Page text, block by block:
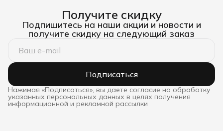
Получите скидку
Подпишитесь на наши акции и новости и
получите скидку на следующий заказ
Подписаться
Нажимая «Подписаться», вы даете согласие на обработку
указанных персональных данных в целях получения
информационной и рекламной рассылки